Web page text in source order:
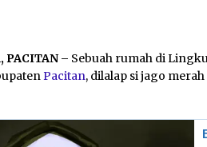
– Sebuah rumah di
Pacitan, dilalap si jago